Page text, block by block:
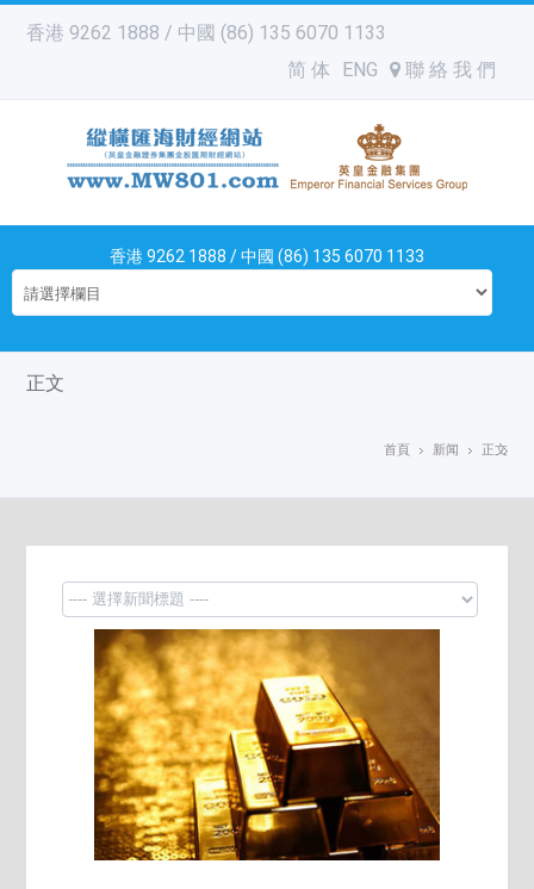
香港 9262 1888 / 中國 (86) 135 6070 1133
简 体
ENG 聯 絡 我 們
香港 9262 1888 / 中國 (86) 135 6070 1133
正文
首頁 新闻 正文